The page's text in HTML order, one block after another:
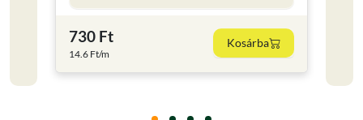
730 Ft
14.6 Ft/m
Kosárba